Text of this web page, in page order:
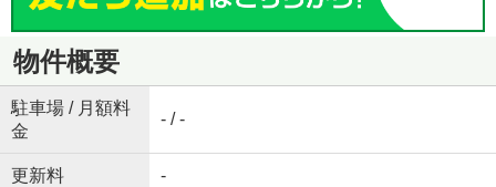
物件概要
駐車場 / 月額料
金
- / -
更新料 -